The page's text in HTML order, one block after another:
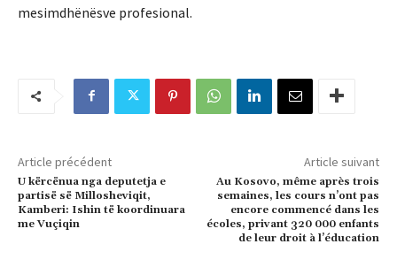
mesimdhënësve profesional.
Article précédent
U kërcënua nga deputetja e
partisë së Millosheviqit,
Kamberi: Ishin të koordinuara
me Vuçiqin
Article suivant
Au Kosovo, même après trois
semaines, les cours n’ont pas
encore commencé dans les
écoles, privant 320 000 enfants
de leur droit à l’éducation